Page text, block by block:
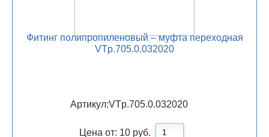
Фитинг полипропиленовый – муфта переходная
VTp.705.0.032020
Артикул:VTp.705.0.032020
Цена от: 10 руб.